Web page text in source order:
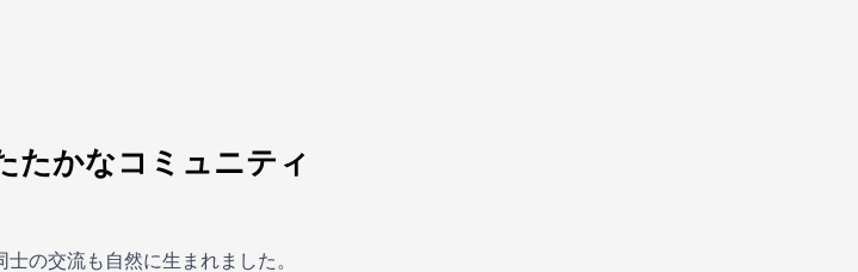
たかなコミュニティ
の交流も自然に生まれました。